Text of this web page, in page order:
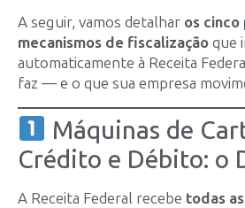
A seguir, vamos detalhar os cinco
mecanismos de fiscalização que
automaticamente à Receita
faz — e o que sua empresa
Máquinas de
Crédito e Débito: o
A Receita Federal recebe todas